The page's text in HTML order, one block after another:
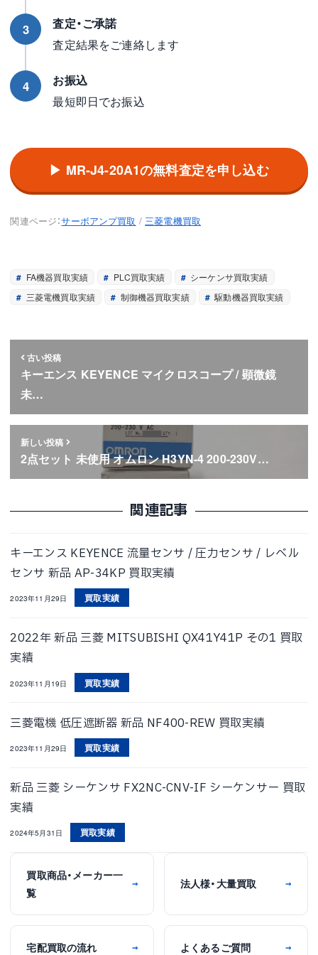
3
査定・ご承諾
査定結果をご連絡します
4
お振込
最短即日でお振込
▶ MR-J4-20A1の無料査定を申し込む
関連ページ：サーボアンプ買取 / 三菱電機買取
FA機器買取実績 PLC買取実績
シーケンサ買取実績
三菱電機買取実績
制御機器買取実績 駆動機器買取実績
古い投稿
キーエンス KEYENCE マイクロスコープ / 顕微鏡
未…
新しい投稿
2点セット 未使用 オムロン H3YN-4 200-230V…
関連記事
キーエンス KEYENCE 流量センサ / 圧力センサ / レベル
センサ 新品 AP-34KP 買取実績
2023年11月29日 買取実績
2022年 新品 三菱 MITSUBISHI QX41Y41P その1 買取
実績
2023年11月19日 買取実績
三菱電機 低圧遮断器 新品 NF400-REW 買取実績
2023年11月29日 買取実績
新品 三菱 シーケンサ FX2NC-CNV-IF シーケンサー 買取
実績
2024年5月31日 買取実績
買取商品・メーカー一
覧
→ 法人様・大量買取 →
宅配買取の流れ → よくあるご質問 →